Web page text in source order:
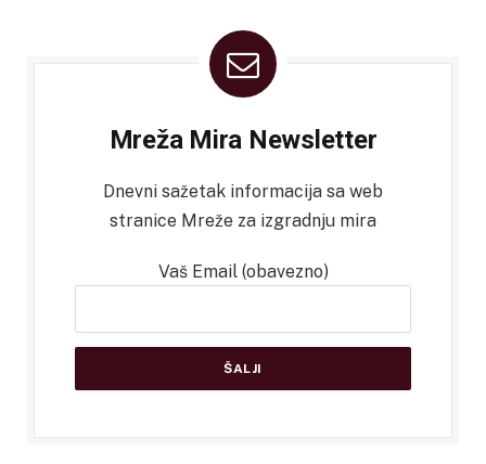
Mreža Mira Newsletter
Dnevni sažetak informacija sa web
stranice Mreže za izgradnju mira
Vaš Email (obavezno)